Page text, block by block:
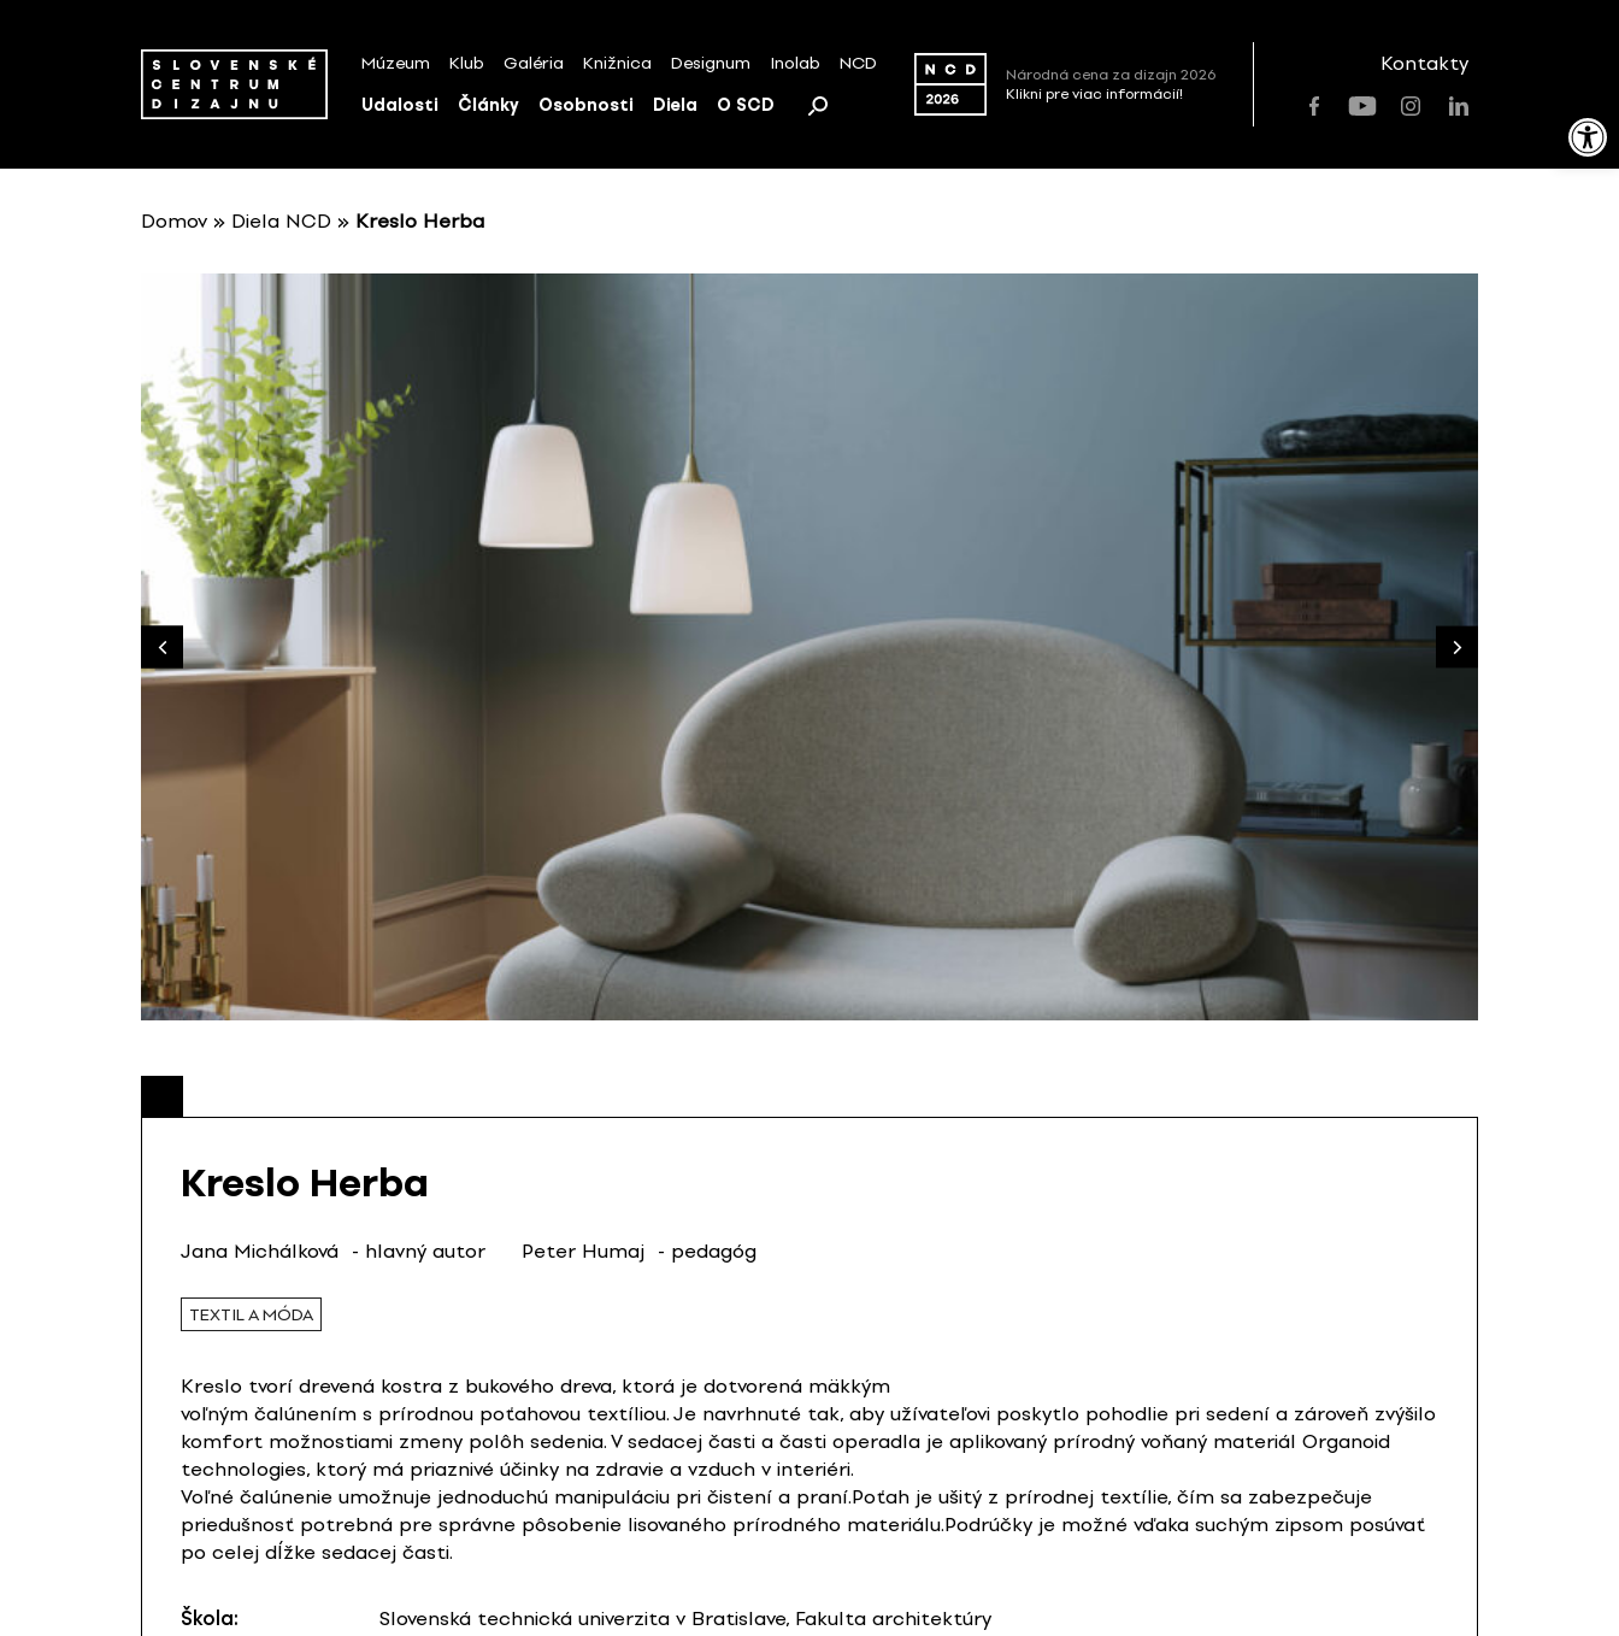
Open toolbar
Múzeum Klub Galéria Knižnica Designum Inolab NCD
Udalosti Články Osobnosti Diela O SCD
Národná cena za dizajn 2026
Klikni pre viac informácií!
Kontakty
Domov » Diela NCD » Kreslo Herba
Kreslo Herba
Jana Michálková - hlavný autor Peter Humaj - pedagóg
TEXTIL A MÓDA
Kreslo tvorí drevená kostra z bukového dreva, ktorá je dotvorená mäkkým
voľným čalúnením s prírodnou poťahovou textíliou. Je navrhnuté tak, aby užívateľovi poskytlo pohodlie pri sedení a zároveň zvýšilo
komfort možnostiami zmeny polôh sedenia. V sedacej časti a časti operadla je aplikovaný prírodný voňaný materiál Organoid
technologies, ktorý má priaznivé účinky na zdravie a vzduch v interiéri.
Voľné čalúnenie umožnuje jednoduchú manipuláciu pri čistení a praní.Poťah je ušitý z prírodnej textílie, čím sa zabezpečuje
priedušnosť potrebná pre správne pôsobenie lisovaného prírodného materiálu.Podrúčky je možné vďaka suchým zipsom posúvať
po celej dĺžke sedacej časti.
Škola: Slovenská technická univerzita v Bratislave, Fakulta architektúry